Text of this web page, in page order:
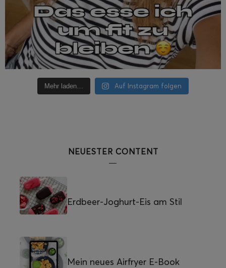
Mehr laden… Auf Instagram folgen
NEUESTER CONTENT
Erdbeer-Joghurt-Eis am Stil
Mein neues Airfryer E-Book